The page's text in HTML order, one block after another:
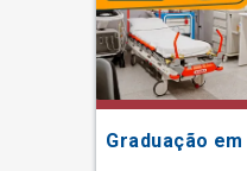
Graduação